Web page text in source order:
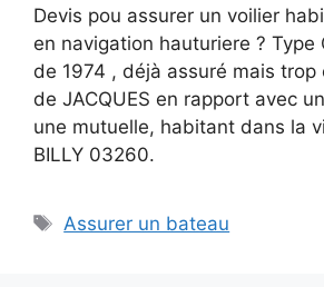
Devis pou assurer un voilier
en navigation hauturiere ? Type
de 1974 , déjà assuré mais trop
de JACQUES en rapport avec
une mutuelle, habitant dans la
BILLY 03260.
Étiquettes
Assurer un bateau